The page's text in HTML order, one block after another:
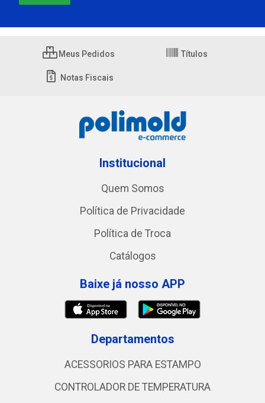
Meus Pedidos Títulos
Notas Fiscais
Institucional
Quem Somos
Política de Privacidade
Política de Troca
Catálogos
Baixe já nosso APP
Departamentos
ACESSORIOS PARA ESTAMPO
CONTROLADOR DE TEMPERATURA